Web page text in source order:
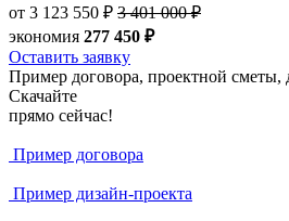
от 3 123 550 ₽ 3 401 000 ₽
экономия 277 450 ₽
Оставить заявку
Пример договора, проектной сметы,
Скачайте
прямо сейчас!
Пример договора
Пример дизайн-проекта